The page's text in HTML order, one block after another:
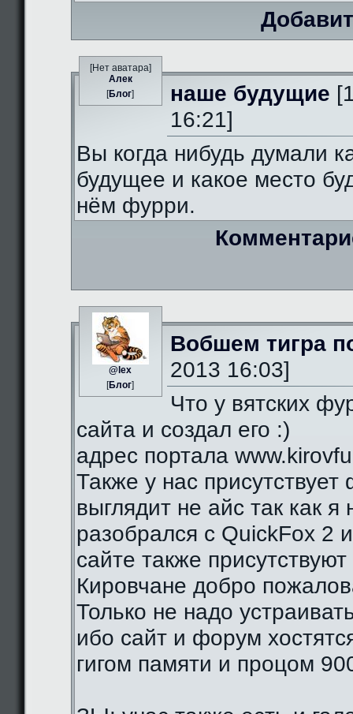
[Нет аватара]
Алек
[Блог] наше будущие
16:21]
Вы когда нибудь думали
будущее и какое место
нём фурри.
@lex
[Блог]
Вобшем тигра
2013 16:03]
Что у вятских
сайта и создал его :)
адрес портала
Также у нас
выглядит не айс так как я
разобрался с QuickFox 2
сайте также присутствуют
Кировчане добро
Только не надо
ибо сайт и форум
гигом памяти и процом